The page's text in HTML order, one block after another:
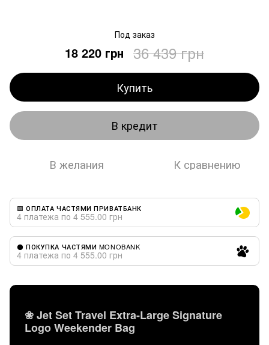
Под заказ
18 220 грн 36 439 грн
Купить
В кредит
В желания К сравнению
🟩 ОПЛАТА ЧАСТЯМИ ПРИВАТБАНК
4 платежа по 4 555.00 грн
⚫ ПОКУПКА ЧАСТЯМИ MONOBANK
4 платежа по 4 555.00 грн
❀ Jet Set Travel Extra-Large Signature
Logo Weekender Bag